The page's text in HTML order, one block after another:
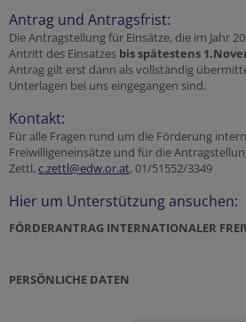
Antrag und Antragsfrist:
Die Antragstellung für Einsätze, die im Jahr
Antritt des Einsatzes bis spätestens
Antrag gilt erst dann als vollständig
Unterlagen bei uns eingegangen sind.
Kontakt:
Für alle Fragen rund um die Förderung
Freiwilligeneinsätze und für die
Zettl,c.zettl@edw.or.at, 01/51552/3349
Hier um Unterstützung ansuchen:
FÖRDERANTRAG INTERNATIONALER
PERSÖNLICHE DATEN